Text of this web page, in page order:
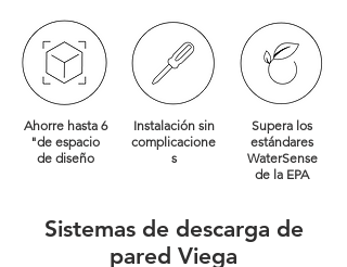
Ahorre hasta 6
"de espacio
de diseño
Instalación sin
complicacione
s
Supera los
estándares
WaterSense
de la EPA
Sistemas de descarga de
pared Viega